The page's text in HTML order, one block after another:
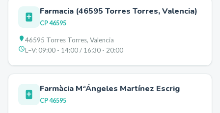
Farmacia (46595 Torres Torres, Valencia)
CP46595
46595 Torres Torres, Valencia
L–V:09:00 - 14:00 / 16:30 - 20:00
Farmàcia MªÁngeles Martínez Escrig
CP46595